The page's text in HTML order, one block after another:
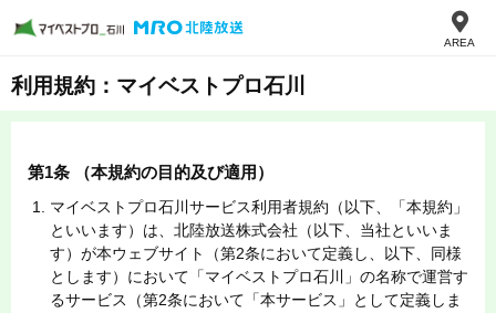
AREA
利用規約：マイベストプロ石川
第1条 （本規約の目的及び適用）
マイベストプロ石川サービス利用者規約（以下、「本規約」
といいます）は、北陸放送株式会社（以下、当社といいま
す）が本ウェブサイト（第2条において定義し、以下、同様
とします）において「マイベストプロ石川」の名称で運営す
るサービス（第2条において「本サービス」として定義しま